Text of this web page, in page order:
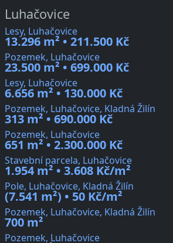
Luhačovice
Lesy, Luhačovice
13.296 m² • 211.500 Kč
Pozemek, Luhačovice
23.500 m² • 699.000 Kč
Lesy, Luhačovice
6.656 m² • 130.000 Kč
Pozemek, Luhačovice, Kladná Žilín
313 m² • 690.000 Kč
Pozemek, Luhačovice
651 m² • 2.300.000 Kč
Stavební parcela, Luhačovice
1.954 m² • 3.608 Kč/m²
Pole, Luhačovice, Kladná Žilín
(7.541 m²) • 50 Kč/m²
Pozemek, Luhačovice, Kladná Žilín
700 m²
Pozemek, Luhačovice